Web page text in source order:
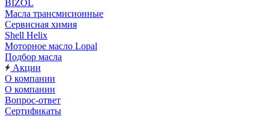
BIZOL
Масла трансмисионные
Сервисная химия
Shell Helix
Моторное масло Lopal
Подбор масла
Акции
О компании
О компании
Вопрос-ответ
Сертификаты